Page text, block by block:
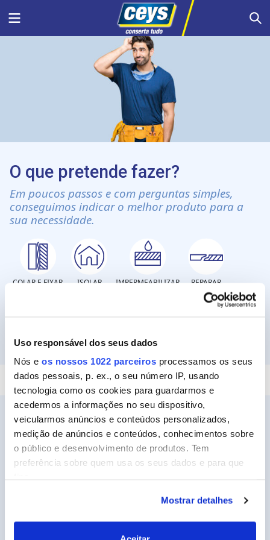
Uso responsável dos seus dados
Nós e os nossos 1022 parceiros processamos os seus
dados pessoais, p. ex., o seu número IP, usando
tecnologia como os cookies para guardarmos e
acedermos a informações no seu dispositivo,
veicularmos anúncios e conteúdos personalizados,
medição de anúncios e conteúdos, conhecimentos sobre
o público e desenvolvimento de produtos. Tem
preferência sobre quem usa os seus dados e para que
Se permitir, gostaríamos também de:
Recolher informações sobre a sua localização
geográfica as quais podem ter uma precisão de
Mostrar detalhes
Menu
O que pretende fazer?
Em poucos passos e com perguntas simples,
conseguimos indicar o melhor produto para a
sua necessidade.
COLAR E FIXAR ISOLAR IMPERMEABILIZAR REPARAR
SELAR
Ceys
Sobre a Ceys